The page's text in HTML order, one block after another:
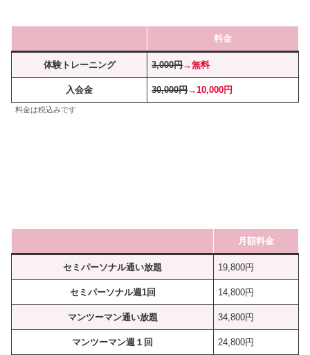
料金
体験トレーニング 3,000円→無料
入会金 30,000円→10,000円
料金は税込みです
月額料金
セミパーソナル通い放題 19,800円
セミパーソナル週1回 14,800円
マンツーマン通い放題 34,800円
マンツーマン週１回 24,800円